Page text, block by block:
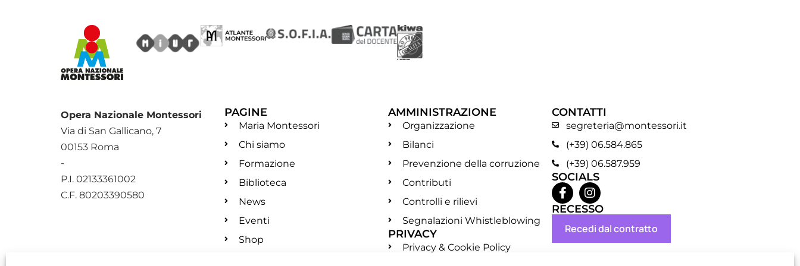
Opera Nazionale Montessori
Via di San Gallicano, 7
00153 Roma
-
P.I. 02133361002
C.F. 80203390580
PAGINE
Maria Montessori
Chi siamo
Formazione
Biblioteca
News
Eventi
Shop
AMMINISTRAZIONE
Organizzazione
Bilanci
Prevenzione della corruzione
Contributi
Controlli e rilievi
Segnalazioni Whistleblowing
PRIVACY
Privacy & Cookie Policy
CONTATTI
segreteria@montessori.it
(+39) 06.584.865
(+39) 06.587.959
SOCIALS
RECESSO
Recedi dal contratto